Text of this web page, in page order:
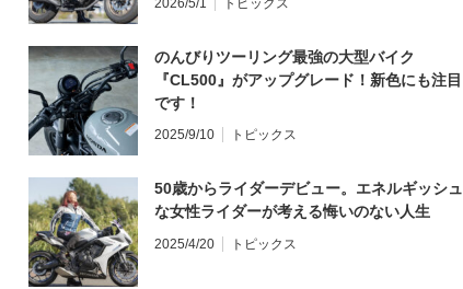
2026/5/1 トピックス
のんびりツーリング最強の大型バイク
『CL500』がアップグレード！新色にも注目
です！
2025/9/10 トピックス
50歳からライダーデビュー。エネルギッシュ
な女性ライダーが考える悔いのない人生
2025/4/20 トピックス